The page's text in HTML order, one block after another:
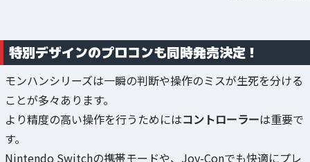
特別デザインのプロコンも同時発売決定！
モンハンシリーズは一瞬の判断や操作のミスが生死を分ける
ことが多々あります。
より精度の高い操作を行うためにはコントローラーは重要で
す。
Nintendo Switchの携帯モードや、Joy-Conでも快適にプレ